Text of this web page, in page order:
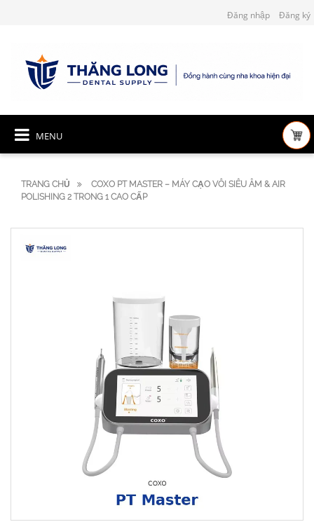
Đăng nhập Đăng ký
MENU
TRANG CHỦ
COXO PT MASTER – MÁY CẠO VÔI SIÊU ÂM & AIR
POLISHING 2 TRONG 1 CAO CẤP